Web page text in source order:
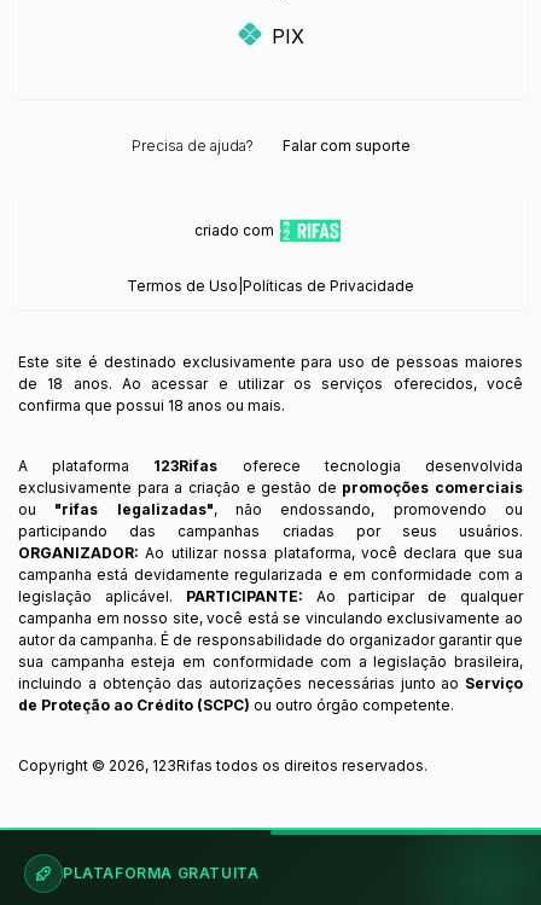
PIX
Precisa de ajuda? Falar com suporte
criado com
Termos de Uso Políticas de Privacidade
Este site é destinado exclusivamente para uso de pessoas maiores
de 18 anos. Ao acessar e utilizar os serviços oferecidos, você
confirma que possui 18 anos ou mais.
A plataforma 123Rifas oferece tecnologia desenvolvida
exclusivamente para a criação e gestão de promoções comerciais
ou "rifas legalizadas", não endossando, promovendo ou
participando das campanhas criadas por seus usuários.
ORGANIZADOR: Ao utilizar nossa plataforma, você declara que sua
campanha está devidamente regularizada e em conformidade com a
legislação aplicável. PARTICIPANTE: Ao participar de qualquer
campanha em nosso site, você está se vinculando exclusivamente ao
autor da campanha. É de responsabilidade do organizador garantir que
sua campanha esteja em conformidade com a legislação brasileira,
incluindo a obtenção das autorizações necessárias junto ao Serviço
de Proteção ao Crédito (SCPC) ou outro órgão competente.
Copyright © 2026, 123Rifas todos os direitos reservados.
PLATAFORMA GRATUITA